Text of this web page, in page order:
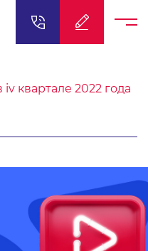
квартале 2022 года